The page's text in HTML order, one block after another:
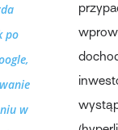
po
w